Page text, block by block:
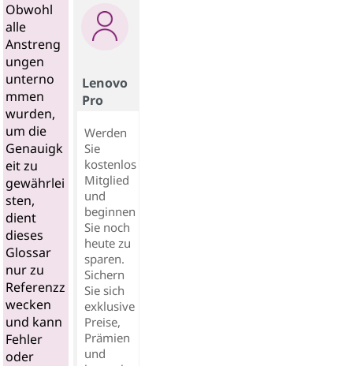
Obwohl
alle
Anstreng
ungen
unterno
mmen
wurden,
um die
Genauigk
eit zu
gewährlei
sten,
dient
dieses
Glossar
nur zu
Referenzz
wecken
und kann
Fehler
oder
Lenovo
Pro
Werden
Sie
kostenlos
Mitglied
und
beginnen
Sie noch
heute zu
sparen.
Sichern
Sie sich
exklusive
Preise,
Prämien
und